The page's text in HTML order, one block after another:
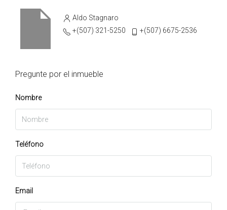
Aldo Stagnaro
+(507) 321-5250
+(507) 6675-2536
Pregunte por el inmueble
Nombre
Teléfono
Email